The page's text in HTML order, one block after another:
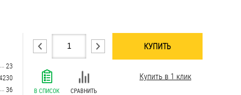
23
36
КУПИТЬ
В СПИСОК СРАВНИТЬ
Купить в 1 клик